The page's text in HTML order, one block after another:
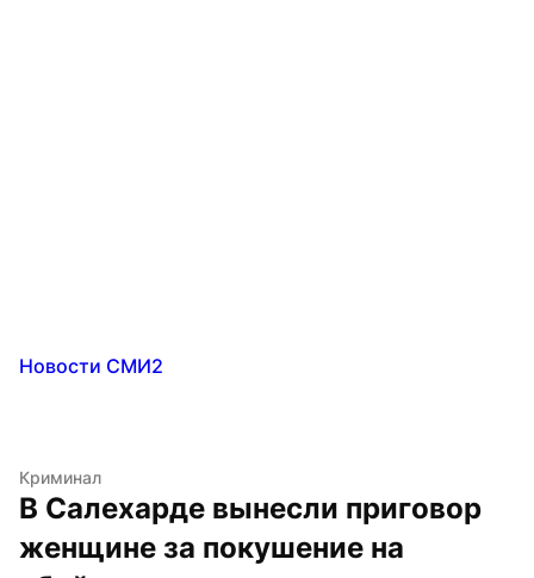
Новости СМИ2
Криминал
В Салехарде вынесли приговор
женщине за покушение на